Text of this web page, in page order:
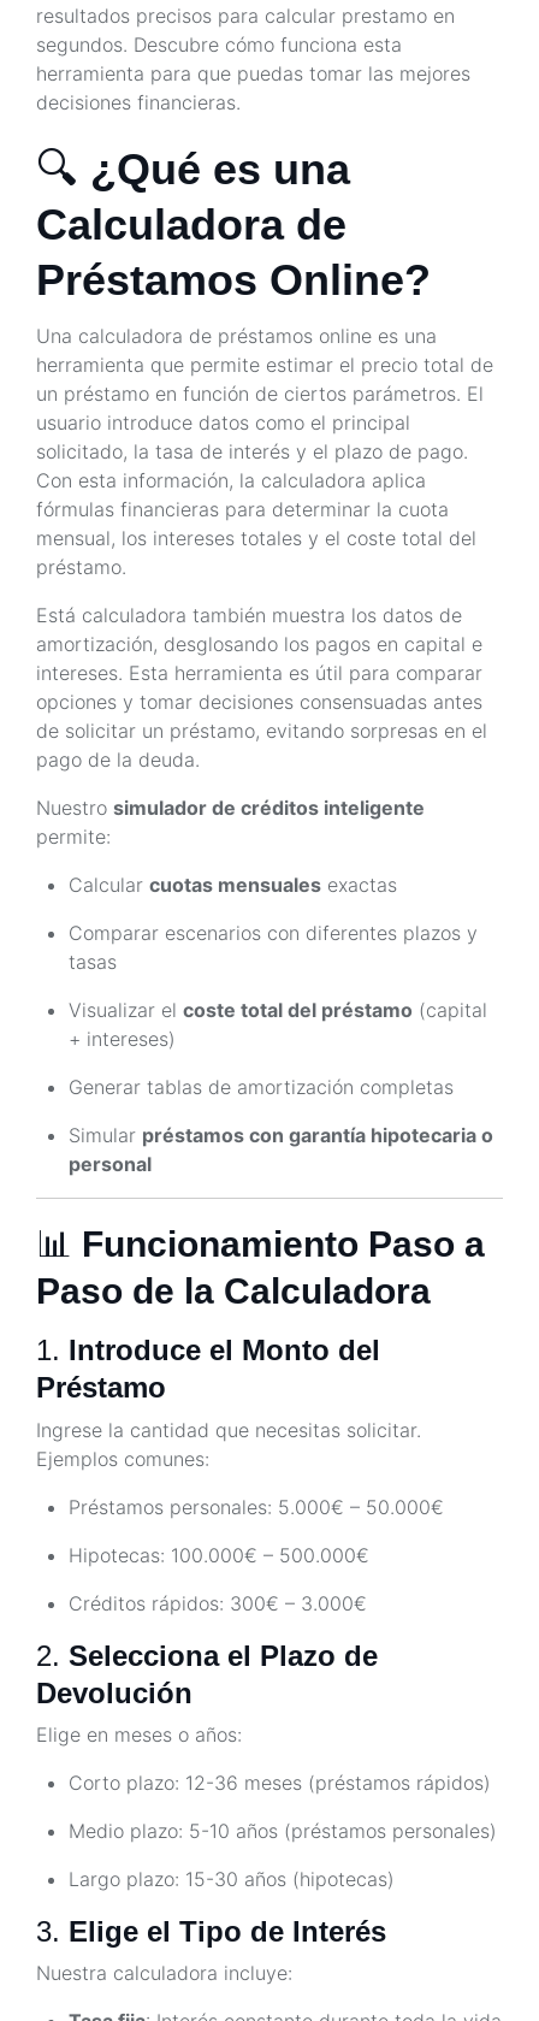
resultados precisos para calcular prestamo en
segundos. Descubre cómo funciona esta
herramienta para que puedas tomar las mejores
decisiones financieras.
🔍 ¿Qué es una
Calculadora de
Préstamos Online?
Una calculadora de préstamos online es una
herramienta que permite estimar el precio total de
un préstamo en función de ciertos parámetros. El
usuario introduce datos como el principal
solicitado, la tasa de interés y el plazo de pago.
Con esta información, la calculadora aplica
fórmulas financieras para determinar la cuota
mensual, los intereses totales y el coste total del
préstamo.
Está calculadora también muestra los datos de
amortización, desglosando los pagos en capital e
intereses. Esta herramienta es útil para comparar
opciones y tomar decisiones consensuadas antes
de solicitar un préstamo, evitando sorpresas en el
pago de la deuda.
Nuestro simulador de créditos inteligente
permite:
Calcularcuotas mensuales exactas
Comparar escenarios con diferentes plazos y
tasas
Visualizar elcoste total del préstamo (capital
+ intereses)
Generar tablas de amortización completas
Simular préstamos con garantía hipotecaria o
personal
📊 Funcionamiento Paso a
Paso de la Calculadora
1. Introduce el Monto del
Préstamo
Ingrese la cantidad que necesitas solicitar.
Ejemplos comunes:
Préstamos personales: 5.000€ – 50.000€
Hipotecas: 100.000€ – 500.000€
Créditos rápidos: 300€ – 3.000€
2. Selecciona el Plazo de
Devolución
Elige en meses o años:
Corto plazo: 12-36 meses (préstamos rápidos)
Medio plazo: 5-10 años (préstamos personales)
Largo plazo: 15-30 años (hipotecas)
3. Elige el Tipo de Interés
Nuestra calculadora incluye: